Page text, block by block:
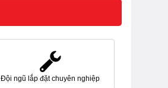
Đội ngũ lắp đặt chuyên nghiệp